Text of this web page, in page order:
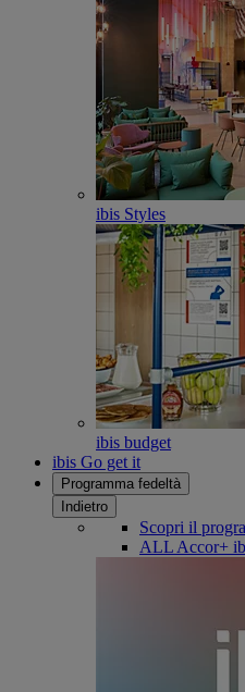
ibis Styles
ibis budget
ibis Go get it
Programma fedeltà
Indietro
Scopri il
ALL Accor+